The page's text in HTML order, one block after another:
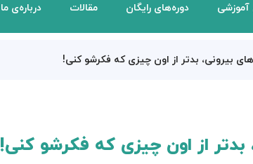
آموزشی دوره‌های رایگان مقالات درباره‌ی ما
بیرونی، بدتر از اون چیزی که فکرشو کنی!
بدتر از اون چیزی که فکرشو کنی!